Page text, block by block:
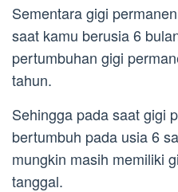
Sementara gigi
saat kamu berusia 6
pertumbuhan gigi
tahun.
Sehingga pada saat gigi
bertumbuh pada usia 6
mungkin masih memiliki
tanggal.